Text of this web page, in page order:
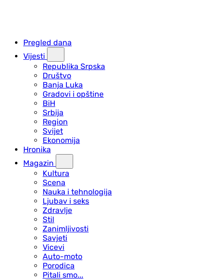
Pregled dana
Vijesti
Republika Srpska
Društvo
Banja Luka
Gradovi i opštine
BiH
Srbija
Region
Svijet
Ekonomija
Hronika
Magazin
Kultura
Scena
Nauka i tehnologija
Ljubav i seks
Zdravlje
Stil
Zanimljivosti
Savjeti
Vicevi
Auto-moto
Porodica
Pitali smo...